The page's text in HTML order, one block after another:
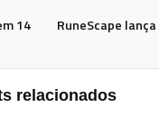
14
RuneScape
relacionados